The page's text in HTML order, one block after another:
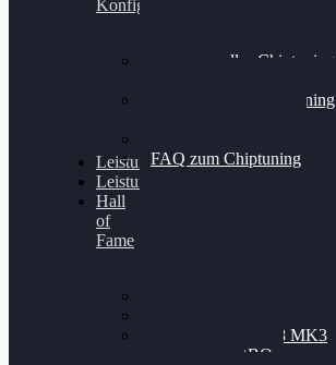
Konfigurator
Professionelles Chiptuning
Professionelles Chiptuning
FAQ zum Chiptuning
Leistungsmessung
Leistungsprüfstand
Hall
of
Fame
Nissan GT-R35 3.8 MK3
V6 TWINTURBO